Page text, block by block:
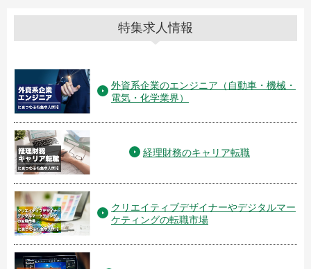
特集求人情報
外資系企業のエンジニア（自動車・機械・
電気・化学業界）
経理財務のキャリア転職
クリエイティブデザイナーやデジタルマー
ケティングの転職市場